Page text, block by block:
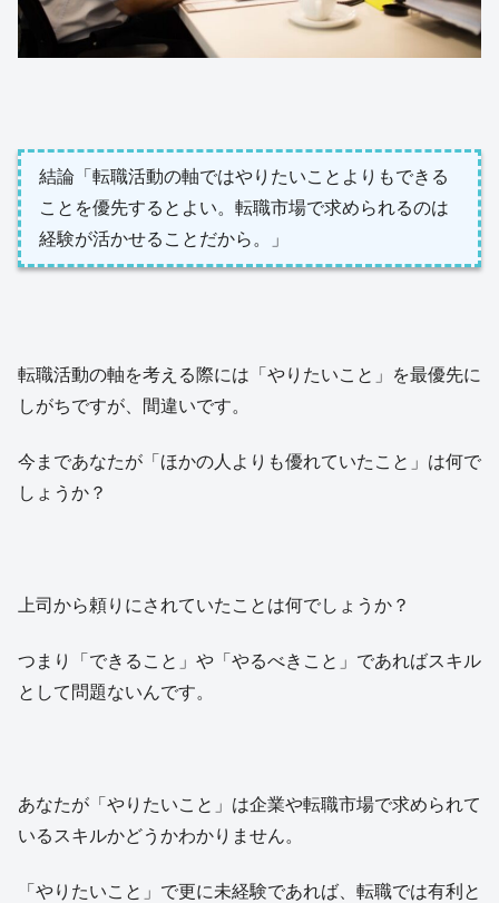
結論「転職活動の軸ではやりたいことよりもできる
ことを優先するとよい。転職市場で求められるのは
経験が活かせることだから。」
転職活動の軸を考える際には「やりたいこと」を最優先に
しがちですが、間違いです。
今まであなたが「ほかの人よりも優れていたこと」は何で
しょうか？
上司から頼りにされていたことは何でしょうか？
つまり「できること」や「やるべきこと」であればスキル
として問題ないんです。
あなたが「やりたいこと」は企業や転職市場で求められて
いるスキルかどうかわかりません。
「やりたいこと」で更に未経験であれば、転職では有利と